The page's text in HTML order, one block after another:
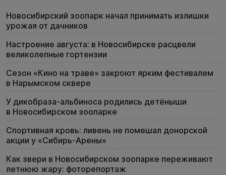
Новосибирский зоопарк начал принимать излишки
урожая от дачников
Настроение августа: в Новосибирске расцвели
великолепные гортензии
Сезон «Кино на траве» закроют ярким фестивалем
в Нарымском сквере
У дикобраза-альбиноса родились детёныши
в Новосибирском зоопарке
Спортивная кровь: ливень не помешал донорской
акции у «Сибирь-Арены»
Как звери в Новосибирском зоопарке переживают
летнюю жару: фоторепортаж